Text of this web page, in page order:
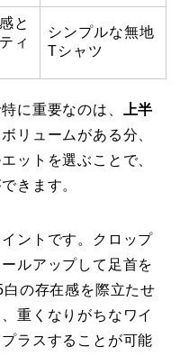
と
ィ
シンプルな無地
Tシャツ
に重要なのは、
上半
リュームがある分、
ットを選ぶことで、
きます。
ントです。クロップ
ルアップして足首を
の存在感を際立たせ
重くなりがちなワイ
ラスすることが可能